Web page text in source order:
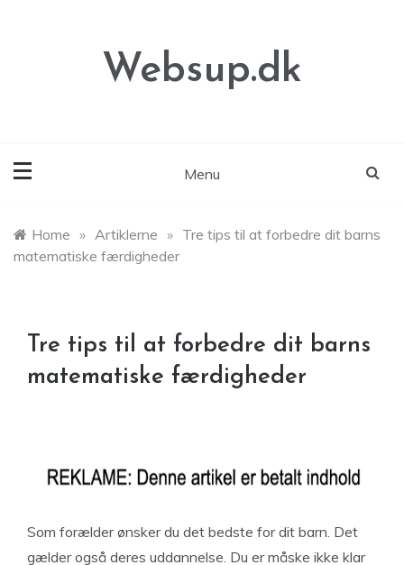
Websup.dk
Menu
Home » Artiklerne » Tre tips til at forbedre dit barns
matematiske færdigheder
Tre tips til at forbedre dit barns
matematiske færdigheder
Som forælder ønsker du det bedste for dit barn. Det
gælder også deres uddannelse. Du er måske ikke klar